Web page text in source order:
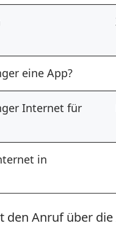
eine App?
Internet für
in
den Anruf über